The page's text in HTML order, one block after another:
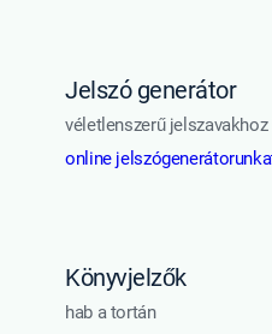
Jelszó generátor
véletlenszerű
online
Könyvjelzők
hab a tortán